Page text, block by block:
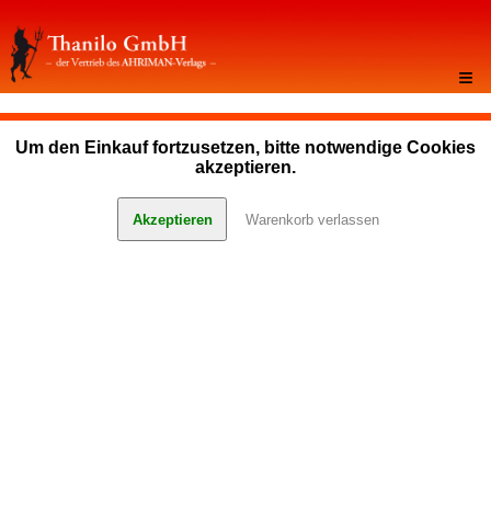
≡
Um den Einkauf fortzusetzen, bitte notwendige Cookies
akzeptieren.
Akzeptieren Warenkorb verlassen